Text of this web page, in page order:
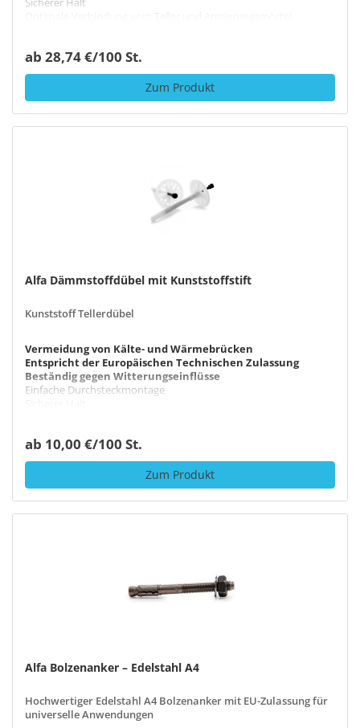
ab 28,74 €/100 St.
Zum Produkt
Alfa Dämmstoffdübel mit Kunststoffstift
Kunststoff Tellerdübel
Vermeidung von Kälte- und Wärmebrücken
Entspricht der Europäischen Technischen Zulassung
Beständig gegen Witterungseinflüsse
Einfache Durchsteckmontage
ab 10,00 €/100 St.
Zum Produkt
Alfa Bolzenanker – Edelstahl A4
Hochwertiger Edelstahl A4 Bolzenanker mit EU-Zulassung für
universelle Anwendungen